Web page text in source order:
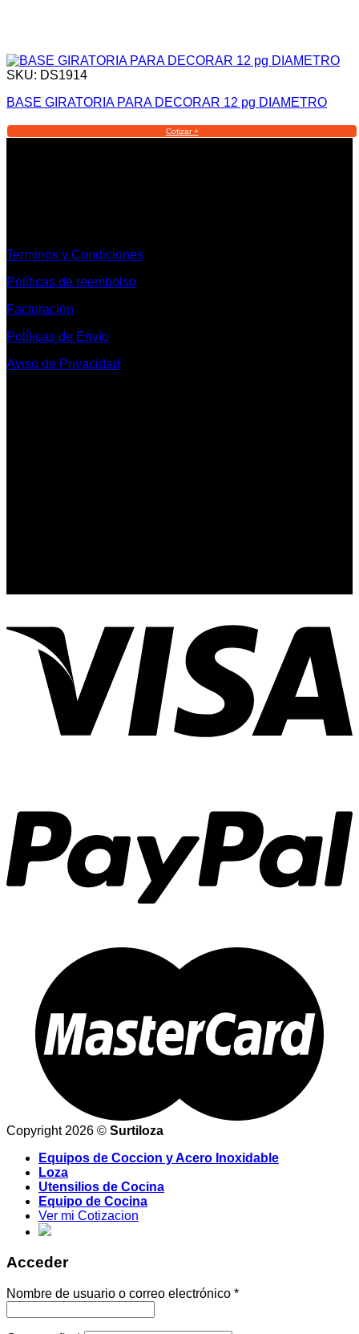
SKU: DS1914
BASE GIRATORIA PARA DECORAR 12 pg DIAMETRO
Cotizar +
Terminos y Condiciones
Políticas de reembolso
Facturación
Políticas de Envío
Aviso de Privacidad
Copyright 2026 © Surtiloza
Equipos de Coccion y Acero Inoxidable
Loza
Utensilios de Cocina
Equipo de Cocina
Ver mi Cotizacion
Acceder
Nombre de usuario o correo electrónico *